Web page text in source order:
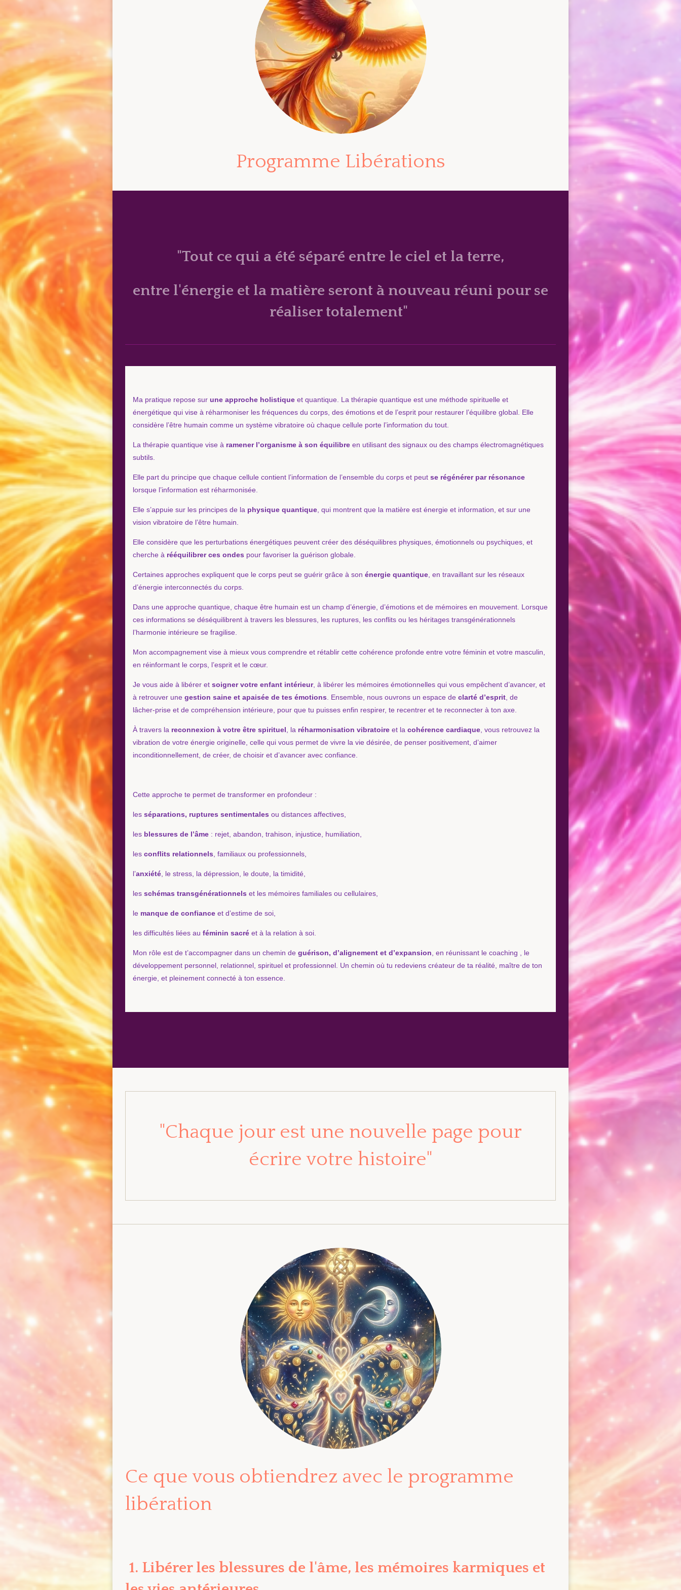
Programme Libérations
"Tout ce qui a été séparé entre le ciel et la terre,
entre l'énergie et la matière seront à nouveau réuni pour se
réaliser totalement"
Ma pratique repose sur une approche holistique et quantique. La thérapie quantique est une méthode spirituelle et
énergétique qui vise à réharmoniser les fréquences du corps, des émotions et de l’esprit pour restaurer l’équilibre global. Elle
considère l’être humain comme un système vibratoire où chaque cellule porte l’information du tout.
La thérapie quantique vise à ramener l’organisme à son équilibre en utilisant des signaux ou des champs électromagnétiques
subtils.
Elle part du principe que chaque cellule contient l’information de l’ensemble du corps et peut se régénérer par résonance
lorsque l’information est réharmonisée.
Elle s’appuie sur les principes de la physique quantique , qui montrent que la matière est énergie et information, et sur une
vision vibratoire de l’être humain.
Elle considère que les perturbations énergétiques peuvent créer des déséquilibres physiques, émotionnels ou psychiques, et
cherche à rééquilibrer ces ondes pour favoriser la guérison globale.
Certaines approches expliquent que le corps peut se guérir grâce à son énergie quantique , en travaillant sur les réseaux
d’énergie interconnectés du corps.
Dans une approche quantique, chaque être humain est un champ d’énergie, d’émotions et de mémoires en mouvement. Lorsque
ces informations se déséquilibrent à travers les blessures, les ruptures, les conflits ou les héritages transgénérationnels
l’harmonie intérieure se fragilise.
Mon accompagnement vise à mieux vous comprendre et rétablir cette cohérence profonde entre votre féminin et votre masculin,
en réinformant le corps, l’esprit et le cœur.
Je vous aide à libérer et soigner votre enfant intérieur, à libérer les mémoires émotionnelles qui vous empêchent d’avancer, et
à retrouver une gestion saine et apaisée de tes émotions . Ensemble, nous ouvrons un espace de clarté d’esprit , de
lâcher‑prise et de compréhension intérieure, pour que tu puisses enfin respirer, te recentrer et te reconnecter à ton axe.
À travers la reconnexion à votre être spirituel , la réharmonisation vibratoire et la cohérence cardiaque , vous retrouvez la
vibration de votre énergie originelle, celle qui vous permet de vivre la vie désirée, de penser positivement, d’aimer
inconditionnellement, de créer, de choisir et d’avancer avec confiance.
Cette approche te permet de transformer en profondeur :
les séparations, ruptures sentimentales ou distances affectives,
les blessures de l’âme : rejet, abandon, trahison, injustice, humiliation,
les conflits relationnels , familiaux ou professionnels,
l’anxiété , le stress, la dépression, le doute, la timidité,
les schémas transgénérationnels et les mémoires familiales ou cellulaires,
le manque de confiance et d’estime de soi,
les difficultés liées au féminin sacré et à la relation à soi.
Mon rôle est de t’accompagner dans un chemin de guérison, d’alignement et d’expansion , en réunissant le coaching , le
développement personnel, relationnel, spirituel et professionnel. Un chemin où tu redeviens créateur de ta réalité, maître de ton
énergie, et pleinement connecté à ton essence.
"Chaque jour est une nouvelle page pour
écrire votre histoire"
Ce que vous obtiendrez avec le programme
libération
1. Libérer les blessures de l'âme, les mémoires karmiques et